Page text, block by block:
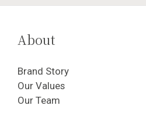
About
Brand Story
Our Values
Our Team